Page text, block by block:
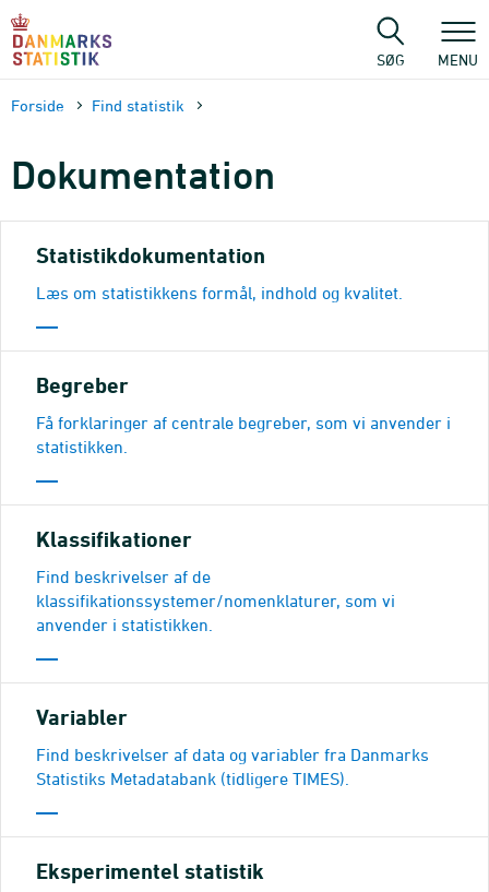
sidens
SØG MENU
Forside Find statistik
Dokumen­tation
Statistikdokumentation
Læs om statistikkens formål, indhold og kvalitet.
Begreber
Få forklaringer af centrale begreber, som vi anvender i
statistikken.
Klassifikationer
Find beskrivelser af de
klassifikationssystemer/nomenklaturer, som vi
anvender i statistikken.
Variabler
Find beskrivelser af data og variabler fra Danmarks
Statistiks Metadatabank (tidligere TIMES).
Eksperimentel statistik